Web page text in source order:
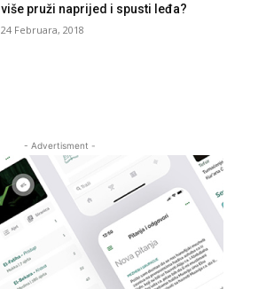
više pruži naprijed i spusti leđa?
24 Februara, 2018
- Advertisment -